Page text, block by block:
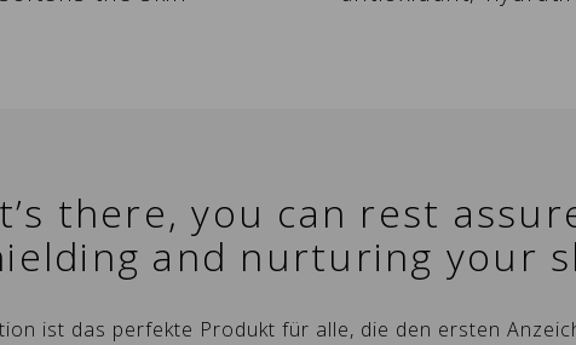
there, you can rest
and nurturing your
ist das perfekte Produkt für alle, die den ersten